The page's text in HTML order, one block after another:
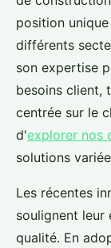
position
différents
son expertise
besoins client,
centrée sur le
d'explorer nos
solutions
Les récentes
soulignent leur
qualité. En